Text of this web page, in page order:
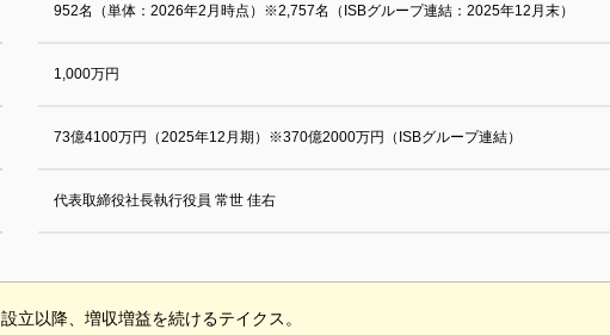
952名（単体：2026年2月時点）※2,757名（ISBグループ連結：2025年12月末）
1,000万円
73億4100万円（2025年12月期）※370億2000万円（ISBグループ連結）
代表取締役社長執行役員 常世 佳右
設立以降、増収増益を続けるテイクス。